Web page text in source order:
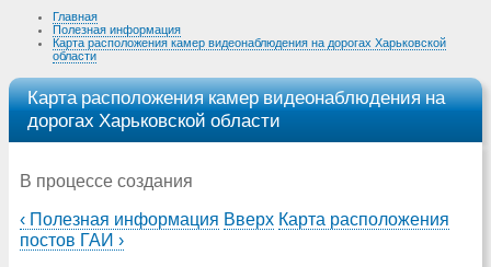
Главная
Полезная информация
Карта расположения камер видеонаблюдения на дорогах Харьковской
области
Карта расположения камер видеонаблюдения на
дорогах Харьковской области
В процессе создания
‹ Полезная информация Вверх Карта расположения
постов ГАИ ›